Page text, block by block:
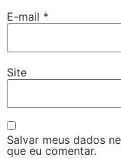
E-mail *
Site
Salvar meus dados
que eu comentar.